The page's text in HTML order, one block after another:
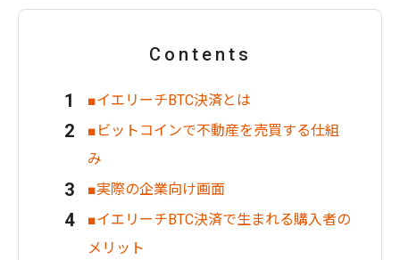
Contents
■イエリーチBTC決済とは
■ビットコインで不動産を売買する仕組
み
■実際の企業向け画面
■イエリーチBTC決済で生まれる購入者の
メリット